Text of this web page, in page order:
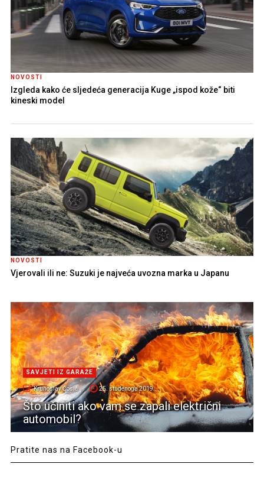
NOVOSTI
Izgleda kako će sljedeća generacija Kuge „ispod kože“ biti
kineski model
NOVOSTI
Vjerovali ili ne: Suzuki je najveća uvozna marka u Japanu
SAVJETI IZ GARAŽE
Krunoslav Ćosić 25. studenoga 2019.
Što učiniti ako vam se zapali električni
automobil?
Pratite nas na Facebook-u